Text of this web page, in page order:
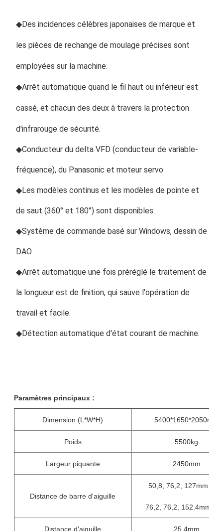
◆Des incidences célèbres japonaises de marque et
les pièces de rechange de moulage précises sont
employées sur la machine.
◆Arrêt automatique quand le fil haut ou inférieur est
cassé, et chacun des deux à travers la protection
d'infrarouge de sécurité.
◆Conducteur du delta VFD (conducteur de variable-
fréquence), du Panasonic et moteur servo
◆Les modèles continus et les modèles de pointe et
de saut (360° et 180°) sont disponibles.
◆Système de commande basé sur Windows, dessin de
DAO.
◆Arrêt automatique une fois préréglé le traitement de
la longueur est de finition, qui sauve l'opération de
travail et facile.
◆Détection automatique d'état courant de machine.
Paramètres principaux :
Dimension (L*W*H) 5400*1650*2050mm
Poids 5500kg
Largeur piquante 2450mm
Distance de barre d'aiguille
50,8, 76,2, 127mm (5'
76,2, 76,2, 152.4mm (6'
Distance d'aiguille 25.4mm